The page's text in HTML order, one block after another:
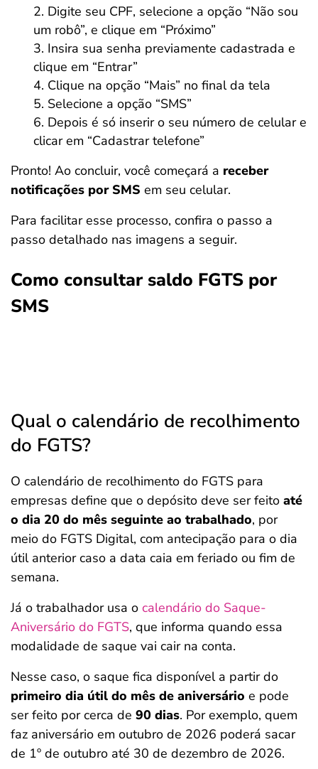
Digite seu CPF, selecione a opção “Não sou
um robô”, e clique em “Próximo”
Insira sua senha previamente cadastrada e
clique em “Entrar”
Clique na opção “Mais” no final da tela
Selecione a opção “SMS”
Depois é só inserir o seu número de celular e
clicar em “Cadastrar telefone”
Pronto! Ao concluir, você começará a receber
notificações por SMS em seu celular.
Para facilitar esse processo, confira o passo a
passo detalhado nas imagens a seguir.
Como consultar saldo FGTS por
SMS
Qual o calendário de recolhimento
do FGTS?
O calendário de recolhimento do FGTS para
empresas define que o depósito deve ser feito até
o dia 20 do mês seguinte ao trabalhado, por
meio do FGTS Digital, com antecipação para o dia
útil anterior caso a data caia em feriado ou fim de
semana.
Já o trabalhador usa o calendário do Saque-
Aniversário do FGTS, que informa quando essa
modalidade de saque vai cair na conta.
Nesse caso, o saque fica disponível a partir do
primeiro dia útil do mês de aniversário e pode
ser feito por cerca de 90 dias. Por exemplo, quem
faz aniversário em outubro de 2026 poderá sacar
de 1º de outubro até 30 de dezembro de 2026.